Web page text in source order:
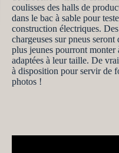
coulisses des halls de
dans le bac à sable pour
construction électriques.
chargeuses sur pneus seront
plus jeunes pourront
adaptées à leur taille. De
à disposition pour servir de
photos !